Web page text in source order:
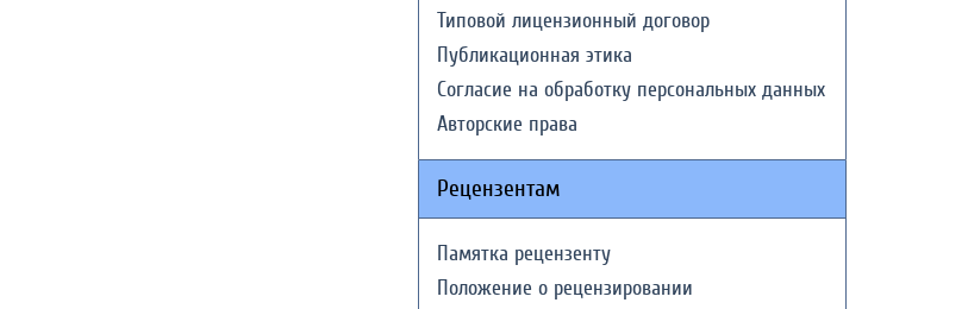
Типовой лицензионный договор
Публикационная этика
Согласие на обработку персональных данных
Авторские права
Рецензентам
Памятка рецензенту
Положение о рецензировании